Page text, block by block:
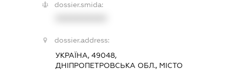
dossier.smida:
dossier.address:
УКРАЇНА, 49048,
ДНІПРОПЕТРОВСЬКА ОБЛ., МІСТО